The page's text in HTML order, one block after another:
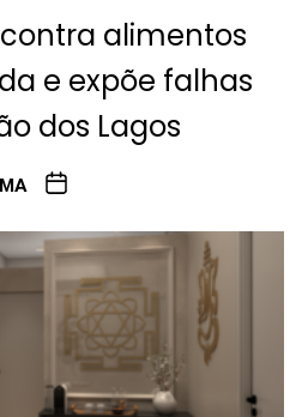
alimentos
e expõe falhas
dos Lagos